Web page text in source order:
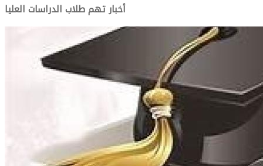
أخبار تهم طلاب الدراسات العليا